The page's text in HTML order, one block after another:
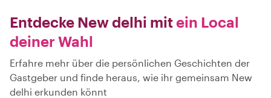
Entdecke New delhi mitein Local
deiner Wahl
Erfahre mehr über die persönlichen Geschichten der
Gastgeber und finde heraus, wie ihr gemeinsam New
delhi erkunden könnt